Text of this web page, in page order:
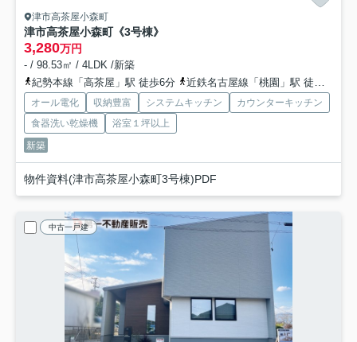
津市高茶屋小森町
津市高茶屋小森町《3号棟》
3,280万円
- / 98.53㎡ / 4LDK /新築
紀勢本線「高茶屋」駅 徒歩6分
近鉄名古屋線「桃園」駅 徒歩44分
オール電化 収納豊富 システムキッチン
カウンターキッチン
食器洗い乾燥機
浴室１坪以上
新築
物件資料(津市高茶屋小森町3号棟)PDF
中古一戸建